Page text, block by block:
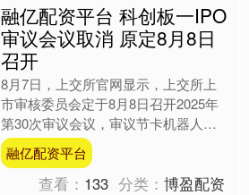
融亿配资平台 科创板一IPO
审议会议取消 原定8月8日
召开
8月7日，上交所官网显示，上交所上
市审核委员会定于8月8日召开2025年
第30次审议会议，审议节卡机器人股
份有限公司（简称“节卡股份”）首次公
开发行股票并在科创....
融亿配资平台
查看： 133 分类：博盈配资